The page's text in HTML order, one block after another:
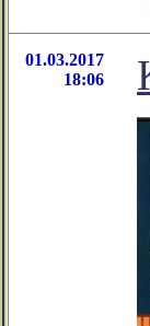
01.03.2017
18:06